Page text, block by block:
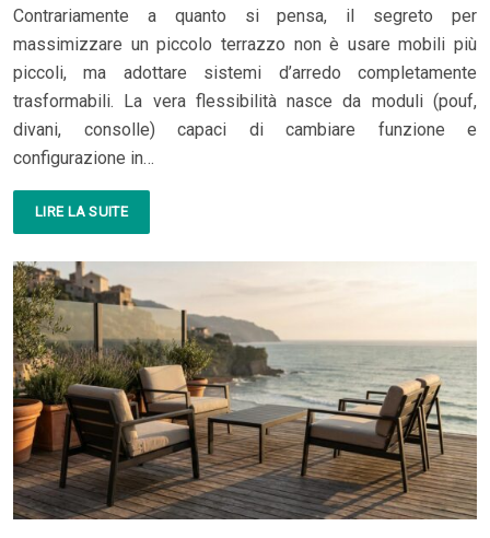
Contrariamente a quanto si pensa, il segreto per
massimizzare un piccolo terrazzo non è usare mobili più
piccoli, ma adottare sistemi d’arredo completamente
trasformabili. La vera flessibilità nasce da moduli (pouf,
divani, consolle) capaci di cambiare funzione e
configurazione in…
LIRE LA SUITE